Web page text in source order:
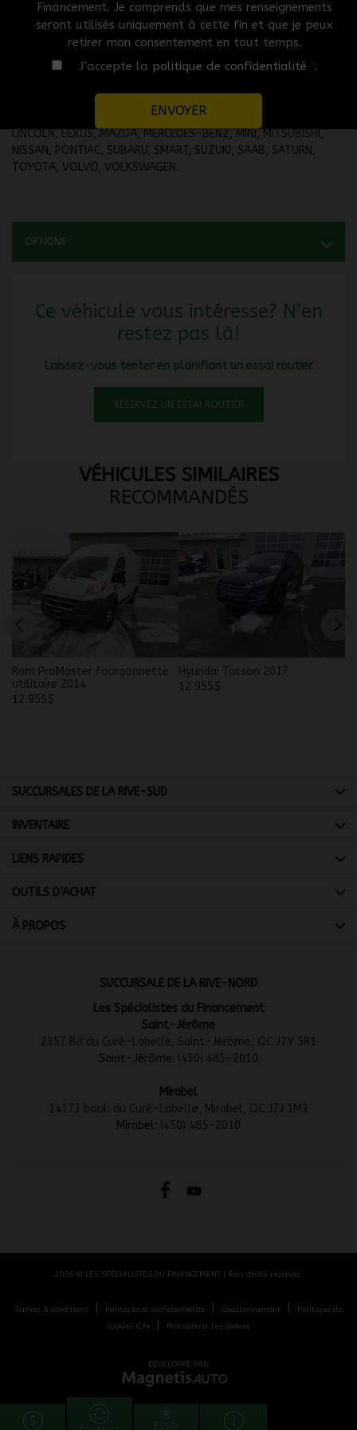
KILOMÈTRES DISPONIBLE SUR DEMANDE.
Aucune demande de crédit n'est refusée. Profitez de votre 2e,
3e, 4e chance au crédit ou notre financement maison avec des
CHRYSLER, CHEVROLET, DODGE, FIAT, FORD, GMC, HONDA,
HYUNDAI, HUMMER, INFINITI, JEEP, JAGUAR, KIA, LAND ROVER,
LINCOLN, LEXUS, MAZDA, MERCEDES-BENZ, MINI, MITSUBISHI,
NISSAN, PONTIAC, SUBARU, SMART, SUZUKI, SAAB, SATURN,
TOYOTA, VOLVO, VOLKSWAGEN.
OPTIONS
Ce véhicule vous intéresse? N’en
restez pas là!
Laissez-vous tenter en planifiant un essai routier.
RÉSERVEZ UN ESSAI ROUTIER
VÉHICULES SIMILAIRES
RECOMMANDÉS
Ram ProMaster fourgonnette
utilitaire 2014
12 955$
Hyundai Tucson 2017
12 955$
ESSAI
SUCCURSALE DE LA RIVE-NORD
Les Spécialistes du Financement
Saint-Jérôme
2357 Bd du Curé-Labelle, Saint-Jérôme, QC J7Y 5R1
Saint-Jérôme: (450) 485-2010
Mirabel
14173 boul. du Curé-Labelle, Mirabel, QC J7J 1M3
Mirabel: (450) 485-2010
SUCCURSALES DE LA RIVE-SUD
INVENTAIRE
LIENS RAPIDES
OUTILS D’ACHAT
À PROPOS
2026 © LES SPÉCIALISTES DU FINANCEMENT | Tous droits réservés.
Termes & conditions Politique et confidentialité Désabonnement
Politique de
cookies (CA)
Paramétrer les cookies
DÉVELOPPÉ PAR
Financement. Je comprends que mes renseignements
seront utilisés uniquement à cette fin et que je peux
retirer mon consentement en tout temps.
J’accepte la politique de confidentialité *.